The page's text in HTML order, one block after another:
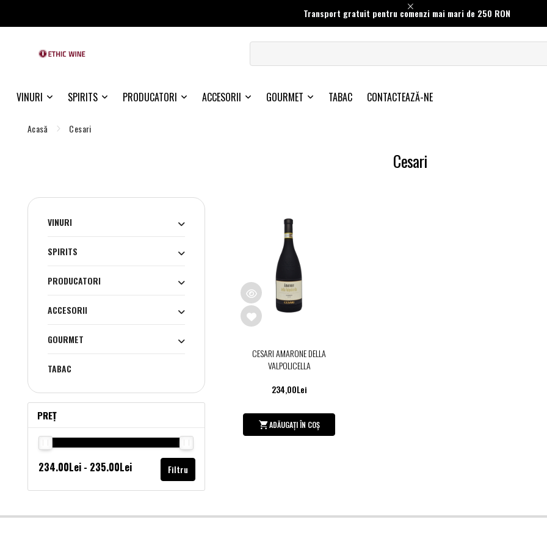
Transport gratuit pentru comenzi mai mari de 250 RON
VINURI SPIRITS PRODUCATORI ACCESORII GOURMET TABAC CONTACTEAZĂ-NE
Acasă Cesari
Cesari
VINURI
SPIRITS
PRODUCATORI
ACCESORII
GOURMET
TABAC
PREȚ
Filtru
CESARI AMARONE DELLA
VALPOLICELLA
234,00Lei
ADĂUGAȚI ÎN COȘ